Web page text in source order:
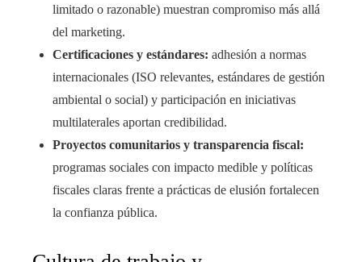
limitado o razonable) muestran compromiso más allá
del marketing.
Certificaciones y estándares: adhesión a normas
internacionales (ISO relevantes, estándares de gestión
ambiental o social) y participación en iniciativas
multilaterales aportan credibilidad.
Proyectos comunitarios y transparencia fiscal:
programas sociales con impacto medible y políticas
fiscales claras frente a prácticas de elusión fortalecen
la confianza pública.